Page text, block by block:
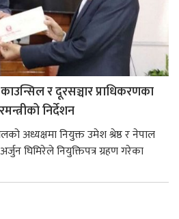
र दूरसञ्चार प्राधिकरणका
निर्देशन
अध्यक्षमा नियुक्त उमेश श्रेष्ठ र नेपाल
घिमिरेले नियुक्तिपत्र ग्रहण गरेका